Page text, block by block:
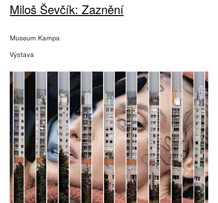
Miloš Ševčík: Zaznění
Museum Kampa
Výstava